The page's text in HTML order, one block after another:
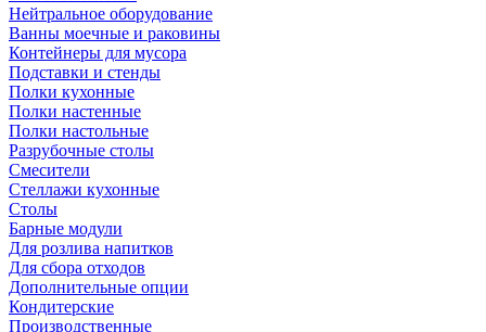
Нейтральное оборудование
Ванны моечные и раковины
Контейнеры для мусора
Подставки и стенды
Полки кухонные
Полки настенные
Полки настольные
Разрубочные столы
Смесители
Стеллажи кухонные
Столы
Барные модули
Для розлива напитков
Для сбора отходов
Дополнительные опции
Кондитерские
Производственные